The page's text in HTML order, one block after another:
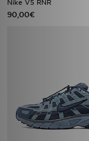
Nike V5 RNR
90,00€